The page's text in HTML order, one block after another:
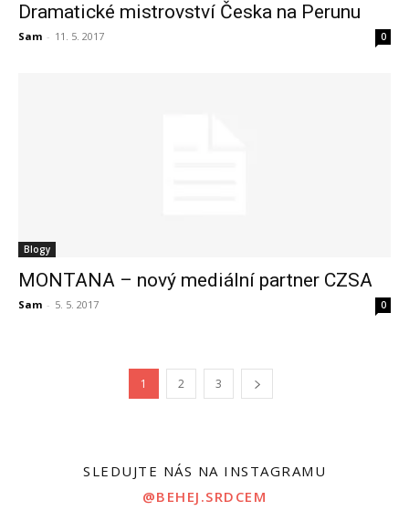
Dramatické mistrovství Česka na Perunu
Sam - 11. 5. 2017 0
Blogy
MONTANA – nový mediální partner CZSA
Sam - 5. 5. 2017 0
1 2 3
SLEDUJTE NÁS NA INSTAGRAMU
@BEHEJ.SRDCEM